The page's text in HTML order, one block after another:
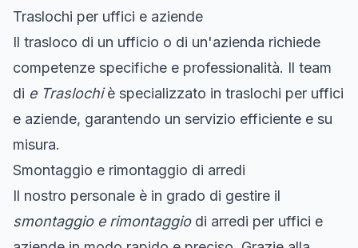
Traslochi per uffici e aziende
Il trasloco di un ufficio o di un'azienda richiede
competenze specifiche e professionalità. Il team
di e Traslochiè specializzato in traslochi per uffici
e aziende, garantendo un servizio efficiente e su
misura.
Smontaggio e rimontaggio di arredi
Il nostro personale è in grado di gestire il
smontaggio e rimontaggiodi arredi per uffici e